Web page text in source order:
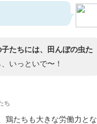
子たちには、田んぼの虫た
いっといで〜！
ち
鶏たちも大きな労働力とな